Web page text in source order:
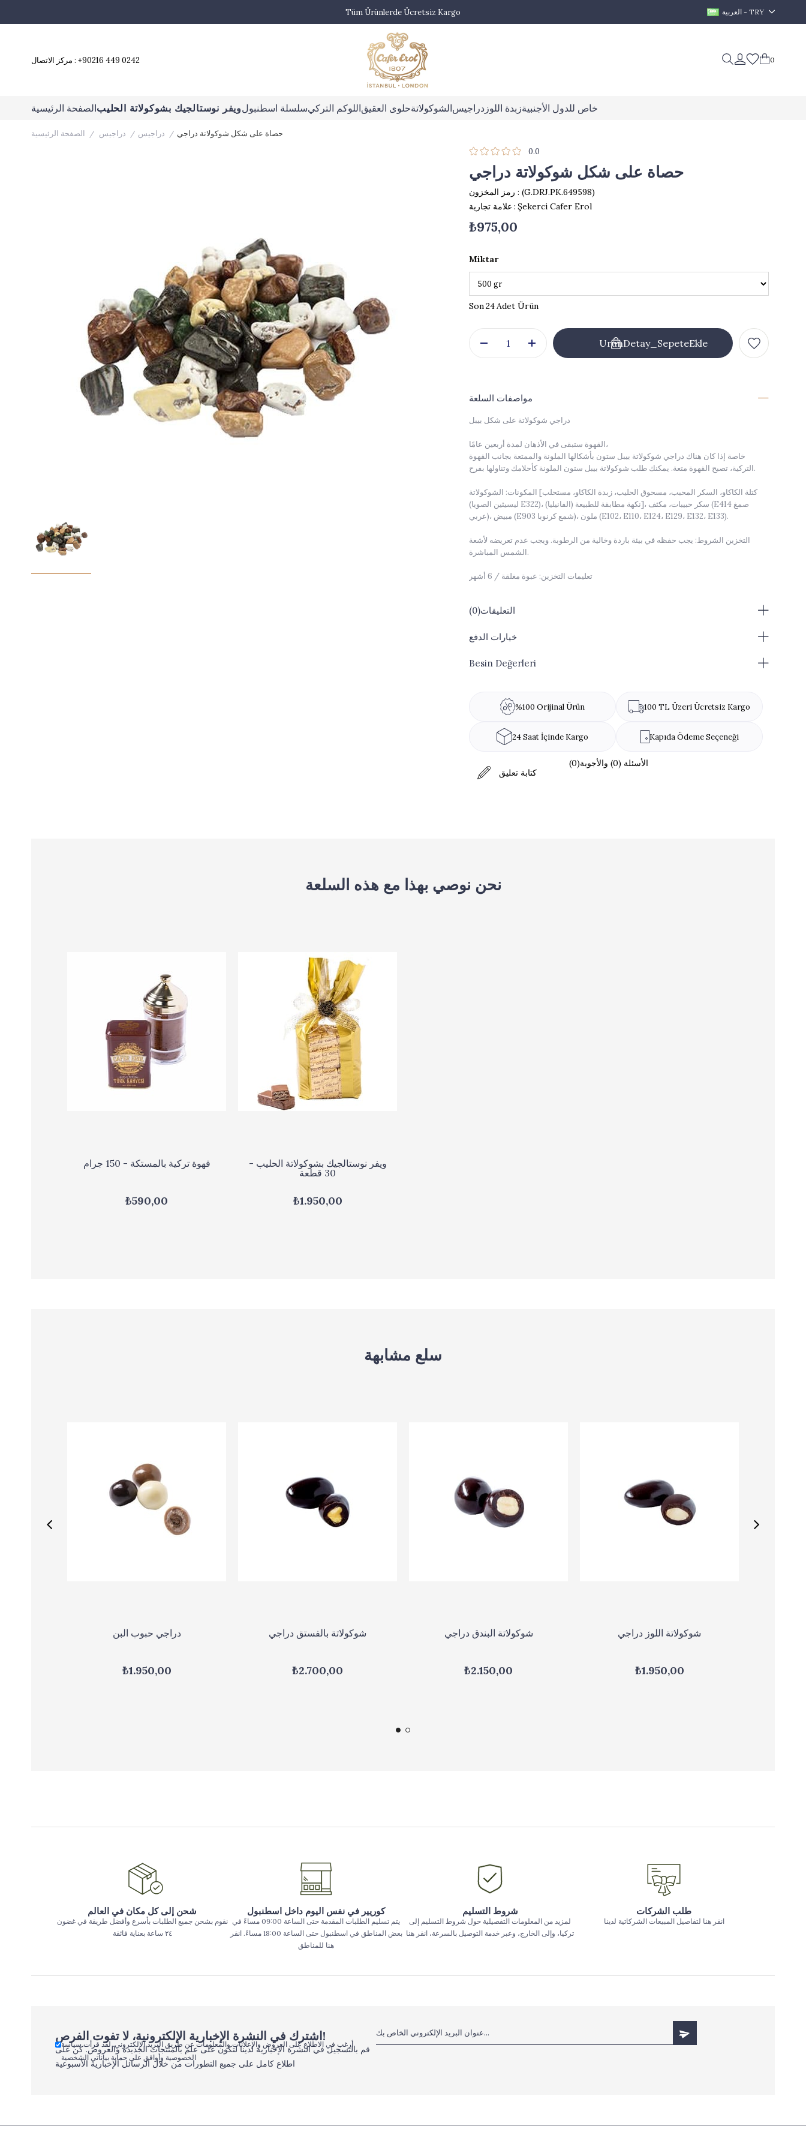
Tüm Ürünlerde Ücretsiz Kargo العربية - TRY
مركز الاتصال : +90216 449 0242 0
الصفحة الرئيسيةويفر نوستالجيك بشوكولاتة الحليبسلسلة اسطنبولاللوكم التركيحلوى العقيقالشوكولاتةدراجيس زبدة اللوزخاص للدول الأجنبية
الصفحة الرئيسية دراجيس دراجيس
حصاة على شكل شوكولاتة دراجي
0.0
حصاة على شكل شوكولاتة دراجي
رمز المخزون
(G.DRJ.PK.649598)
علامة تجارية : Şekerci Cafer Erol
₺975,00
Miktar
24
مواصفات السلعة
دراجي شوكولاتة على شكل بيبل
القهوة ستبقى في الأذهان لمدة أربعين عامًا،
خاصة إذا كان هناك دراجي شوكولاتة بيبل ستون بأشكالها الملونة والممتعة بجانب القهوة
التركية، تصبح القهوة متعة. يمكنك طلب شوكولاتة بيبل ستون الملونة كأحلامك وتناولها بفرح.
المكونات: الشوكولاتة [كتلة الكاكاو، السكر المحبب، مسحوق الحليب، زبدة الكاكاو، مستحلب
(ليسيثين الصويا E322)، نكهة مطابقة للطبيعة (الفانيليا)]، سكر حبيبات، مكثف (E414 صمغ
عربي)، مبيض (E903 شمع كرنوبا)، ملون (E102، E110، E124، E129، E132، E133).
التخزين الشروط: يجب حفظه في بيئة باردة وخالية من الرطوبة. ويجب عدم تعريضه لأشعة
الشمس المباشرة.
تعليمات التخزين: عبوة مغلقة / 6 أشهر
تحذير من مسببات الحساسية: ليسيثين الصويا، واللاكتوز
التعليقات(0)
خيارات الدفع
Besin Değerleri
%100 Orijinal Ürün 100 TL Üzeri Ücretsiz Kargo
24 Saat İçinde Kargo Kapıda Ödeme Seçeneği
كتابة تعليق
(0)الأسئلة (0) والأجوبة
نحن نوصي بهذا مع هذه السلعة
قهوة تركية بالمستكة - 150 جرام
₺590,00
ويفر نوستالجيك بشوكولاتة الحليب -
30 قطعة
₺1.950,00
سلع مشابهة
دراجي حبوب البن
₺1.950,00
شوكولاتة بالفستق دراجي
₺2.700,00
شوكولاتة البندق دراجي
₺2.150,00
شوكولاتة اللوز دراجي
₺1.950,00
شحن إلى كل مكان في العالم
نقوم بشحن جميع الطلبات بأسرع وأفضل طريقة في غضون
٢٤ ساعة بعناية فائقة
كوريير في نفس اليوم داخل اسطنبول
يتم تسليم الطلبات المقدمة حتى الساعة 09:00 مساءً في
بعض المناطق في اسطنبول حتى الساعة 18:00 مساءً. انقر
هنا للمناطق
شروط التسليم
لمزيد من المعلومات التفصيلية حول شروط التسليم إلى
تركيا، وإلى الخارج، وعبر خدمة التوصيل بالسرعة، انقر هنا
طلب الشركات
انقر هنا لتفاصيل المبيعات الشركاتية لدينا
اشترك في النشرة الإخبارية الإلكترونية، لا تفوت الفرص!
قم بالتسجيل في النشرة الإخبارية لدينا لتكون على علم بالمنتجات الجديدة والعروض. كن على
اطلاع كامل على جميع التطورات من خلال الرسائل الإخبارية الأسبوعية
أرغب في الاطلاع على العروض والإعلانات والمعلومات عن طريق البريد الإلكتروني. لقد قرأت سياسة
الخصوصية وأوافق على حماية بياناتي الشخصية